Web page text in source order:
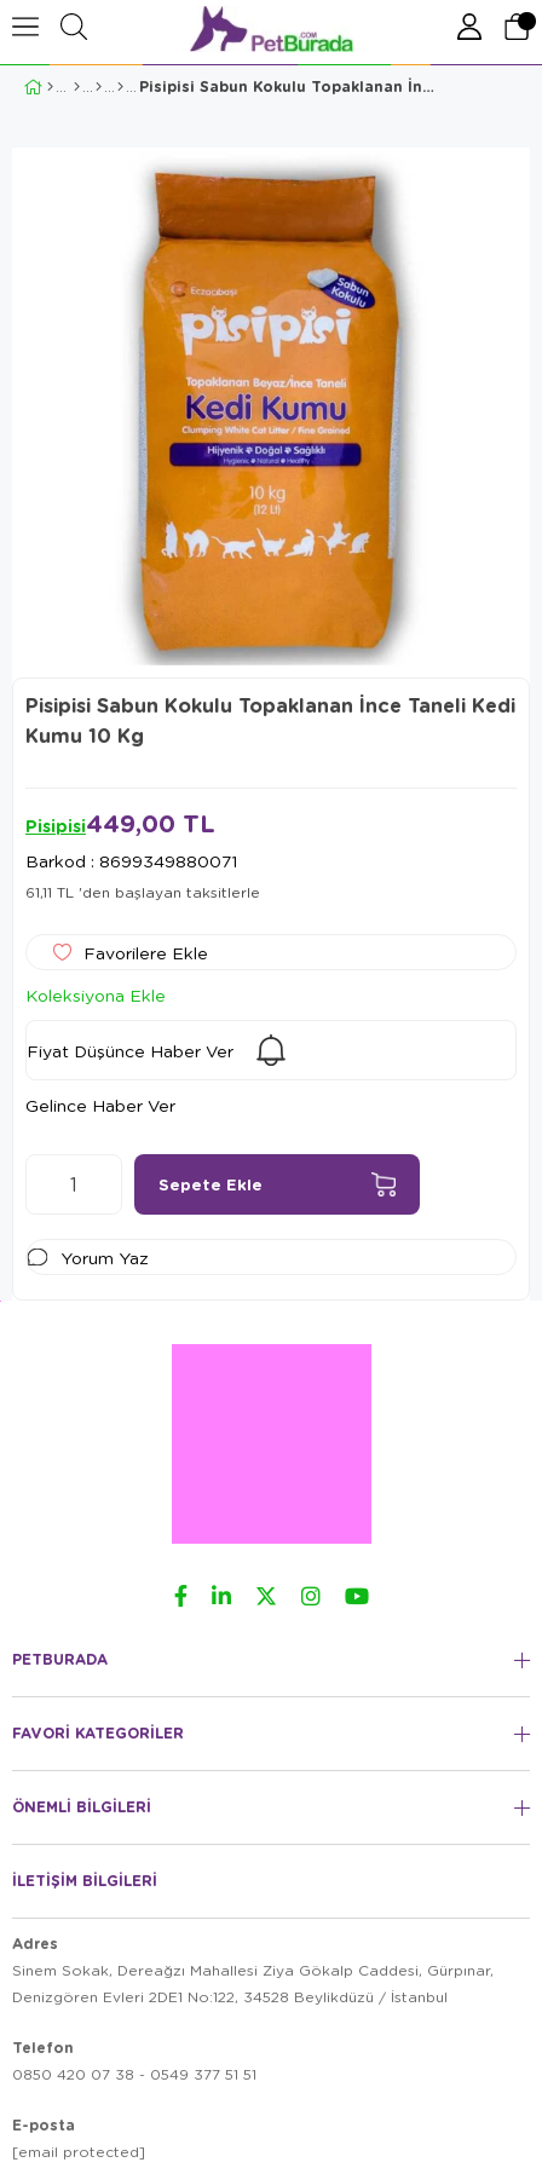
Pisipisi Sabun Kokulu Topaklanan İnce Taneli Kedi Kumu 10 Kg
Pisipisi Sabun Kokulu Topaklanan İnce Taneli Kedi
Kumu 10 Kg
Pisipisi449,00 TL
Barkod : 8699349880071
61,11 TL 'den başlayan taksitlerle
Favorilere Ekle
Koleksiyona Ekle
Fiyat Düşünce Haber Ver
Gelince Haber Ver
Yorum Yaz
PETBURADA
FAVORİ KATEGORİLER
ÖNEMLİ BİLGİLERİ
İLETİŞİM BİLGİLERİ
Adres
Sinem Sokak, Dereağzı Mahallesi Ziya Gökalp Caddesi, Gürpınar,
Denizgören Evleri 2DE1 No:122, 34528 Beylikdüzü / İstanbul
Telefon
0850 420 07 38 - 0549 377 51 51
E-posta
[email protected]